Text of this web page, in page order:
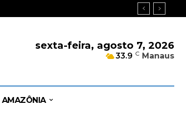
sexta-feira, agosto 7, 2026
33.9 C Manaus
AMAZÔNIA